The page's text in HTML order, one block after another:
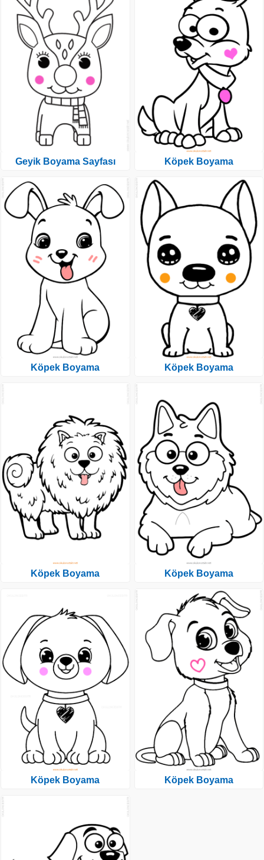
Geyik Boyama Sayfası
Köpek Boyama
Köpek Boyama
Köpek Boyama
Köpek Boyama
Köpek Boyama
Köpek Boyama
Köpek Boyama